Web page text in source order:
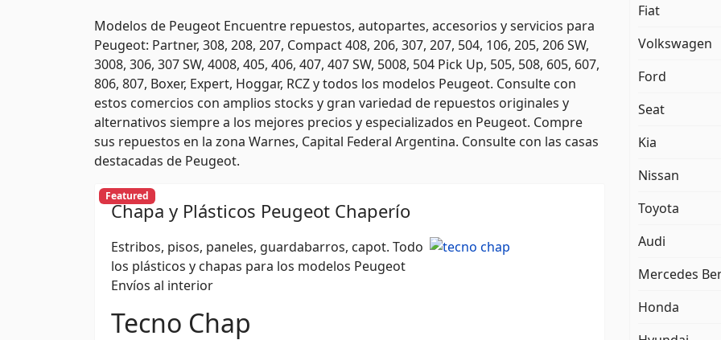
Modelos de Peugeot Encuentre repuestos, autopartes, accesorios y servicios para
Peugeot: Partner, 308, 208, 207, Compact 408, 206, 307, 207, 504, 106, 205, 206 SW,
3008, 306, 307 SW, 4008, 405, 406, 407, 407 SW, 5008, 504 Pick Up, 505, 508, 605, 607,
806, 807, Boxer, Expert, Hoggar, RCZ y todos los modelos Peugeot. Consulte con
estos comercios con amplios stocks y gran variedad de repuestos originales y
alternativos siempre a los mejores precios y especializados en Peugeot. Compre
sus repuestos en la zona Warnes, Capital Federal Argentina. Consulte con las casas
destacadas de Peugeot.
Featured
Chapa y Plásticos Peugeot Chaperío
Estribos, pisos, paneles, guardabarros, capot. Todo
los plásticos y chapas para los modelos Peugeot
Envíos al interior
Tecno Chap
Fiat
Volkswagen
Ford
Seat
Kia
Nissan
Toyota
Audi
Mercedes
Honda